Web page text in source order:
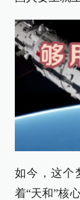
如今，这个
着“天和”核